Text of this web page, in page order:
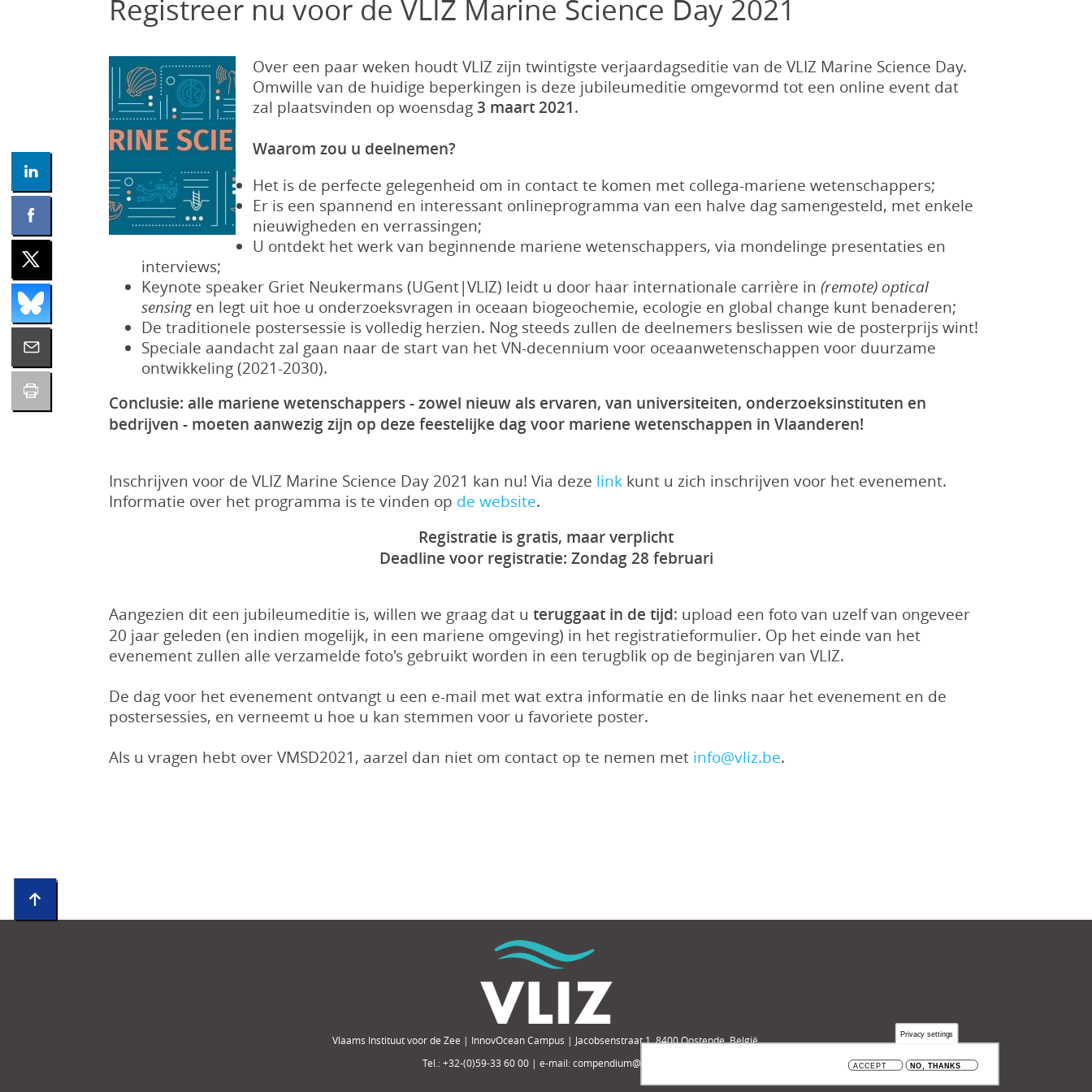
Registreer nu voor de VLIZ Marine Science Day 2021
Over een paar weken houdt VLIZ zijn twintigste verjaardagseditie van de VLIZ Marine Science Day.
Omwille van de huidige beperkingen is deze jubileumeditie omgevormd tot een online event dat
zal plaatsvinden op woensdag3 maart 2021.
Waarom zou u deelnemen?
Het is de perfecte gelegenheid om in contact te komen met collega-mariene wetenschappers;
Er is een spannend en interessant onlineprogramma van een halve dag samengesteld, met enkele
nieuwigheden en verrassingen;
U ontdekt het werk van beginnende mariene wetenschappers, via mondelinge presentaties en
interviews;
Keynote speaker Griet Neukermans (UGent|VLIZ) leidt u door haar internationale carrière in(remote) optical
sensing en legt uit hoe u onderzoeksvragen in oceaan biogeochemie, ecologie en global change kunt benaderen;
De traditionele postersessie is volledig herzien. Nog steeds zullen de deelnemers beslissen wie de posterprijs wint!
Speciale aandacht zal gaan naar de start van het VN-decennium voor oceaanwetenschappen voor duurzame
ontwikkeling (2021-2030).
Conclusie: alle mariene wetenschappers - zowel nieuw als ervaren, van universiteiten, onderzoeksinstituten en
bedrijven - moeten aanwezig zijn op deze feestelijke dag voor mariene wetenschappen in Vlaanderen!
Inschrijven voor de VLIZ Marine Science Day 2021 kan nu! Via deze link kunt u zich inschrijven voor het evenement.
Informatie over het programma is te vinden op de website.
Registratie is gratis, maar verplicht
Deadline voor registratie: Zondag 28 februari
Aangezien dit een jubileumeditie is, willen we graag dat uteruggaat in de tijd: upload een foto van uzelf van ongeveer
20 jaar geleden (en indien mogelijk, in een mariene omgeving) in het registratieformulier. Op het einde van het
evenement zullen alle verzamelde foto's gebruikt worden in een terugblik op de beginjaren van VLIZ.
De dag voor het evenement ontvangt u een e-mail met wat extra informatie en de links naar het evenement en de
postersessies, en verneemt u hoe u kan stemmen voor u favoriete poster.
Als u vragen hebt over VMSD2021, aarzel dan niet om contact op te nemen met info@vliz.be.
Vlaams Instituut voor de Zee | InnovOcean Campus | Jacobsenstraat 1, 8400 Oostende, België
Tel.: +32-(0)59-33 60 00 | e-mail: compendium@vliz.be
Privacy settings
ACCEPT NO, THANKS